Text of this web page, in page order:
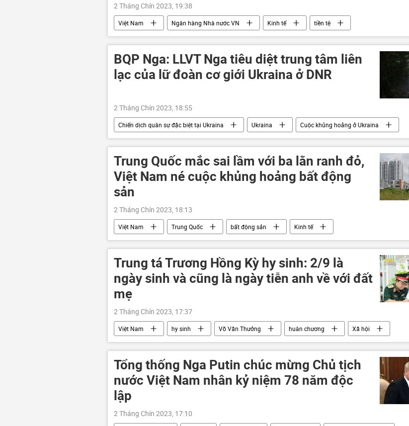
2 Tháng Chín 2023, 19:38
Việt Nam Ngân hàng Nhà nước VN Kinh tế tiền tệ
BQP Nga: LLVT Nga tiêu diệt trung tâm liên
lạc của lữ đoàn cơ giới Ukraina ở DNR
2 Tháng Chín 2023, 18:55
Chiến dịch quân sự đặc biệt tại Ukraina Ukraina
Cuộc khủng hoảng ở Ukraina
Nga
Quân đội Nga lực lượng vũ trang Nga Thế giới
xung đột quân sự
Bộ Quốc phòng Nga
Trung Quốc mắc sai lầm với ba lằn ranh đỏ,
Việt Nam né cuộc khủng hoảng bất động
sản
2 Tháng Chín 2023, 18:13
Việt Nam Trung Quốc bất động sản Kinh tế
Trung tá Trương Hồng Kỳ hy sinh: 2/9 là
ngày sinh và cũng là ngày tiễn anh về với đất
mẹ
2 Tháng Chín 2023, 17:37
Việt Nam hy sinh Võ Văn Thưởng huân chương Xã hội
Tổng thống Nga Putin chúc mừng Chủ tịch
nước Việt Nam nhân kỷ niệm 78 năm độc
lập
2 Tháng Chín 2023, 17:10